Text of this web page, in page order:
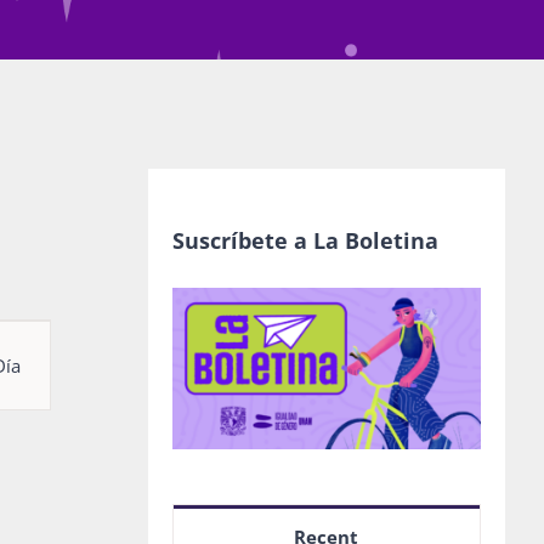
Suscríbete a La Boletina
Recent